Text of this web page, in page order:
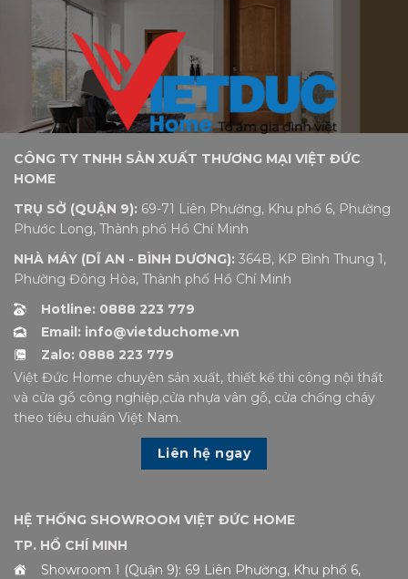
CÔNG TY TNHH SẢN XUẤT THƯƠNG MẠI VIỆT ĐỨC
HOME
TRỤ SỞ (QUẬN 9): 69-71 Liên Phường, Khu phố 6, Phường
Phước Long, Thành phố Hồ Chí Minh
NHÀ MÁY (DĨ AN - BÌNH DƯƠNG): 364B, KP Bình Thung 1,
Phường Đông Hòa, Thành phố Hồ Chí Minh
Hotline: 0888 223 779
Email: info@vietduchome.vn
Zalo: 0888 223 779
Việt Đức Home chuyên sản xuất, thiết kế thi công nội thất
và cửa gỗ công nghiệp,cửa nhựa vân gỗ, cửa chống cháy
theo tiêu chuẩn Việt Nam.
Liên hệ ngay
HỆ THỐNG SHOWROOM VIỆT ĐỨC HOME
TP. HỒ CHÍ MINH
Showroom 1 (Quận 9): 69 Liên Phường, Khu phố 6,